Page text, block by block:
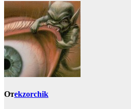
Отekzorchik